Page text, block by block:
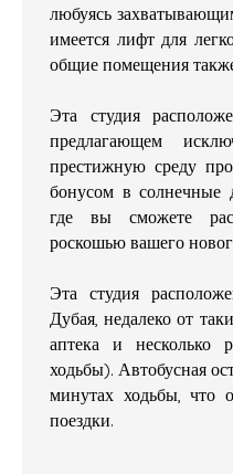
любуясь
имеется лифт для
общие помещения
Эта студия
предлагающем
престижную среду
бонусом в солнечные
где вы сможете
роскошью вашего
Эта студия
Дубая, недалеко от
аптека и несколько
ходьбы). Автобусная
минутах ходьбы, что
поездки.